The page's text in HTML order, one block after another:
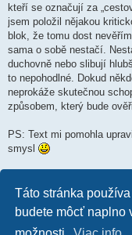
Táto stránka
budete môcť naplno
kteří se označují za
jsem položil nějakou
blok, že tomu dost
sama o sobě nestačí.
duchovně nebo slibují
to nepohodlné. Dokud
neprokáže skutečnou
způsobem, který bude
PS: Text mi pomohla
smysl
Napísať odpoveď